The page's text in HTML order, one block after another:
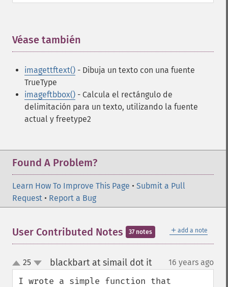
Véase también
imagettftext() - Dibuja un texto con una fuente
TrueType
imageftbbox() - Calcula el rectángulo de
delimitación para un texto, utilizando la fuente
actual y freetype2
Found A Problem?
Learn How To Improve This Page • Submit a Pull
Request • Report a Bug
＋ add a note
User Contributed Notes 37 notes
up
down
25 blackbart at simail dot it¶ 16 years ago
I wrote a simple function that